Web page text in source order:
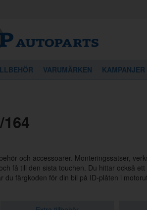
VARUMÄRKEN KAMPANJER
och accessoarer. Monteringssatser,
få till den sista touchen. Du hittar också
du färgkoden för din bil på ID-plåten i